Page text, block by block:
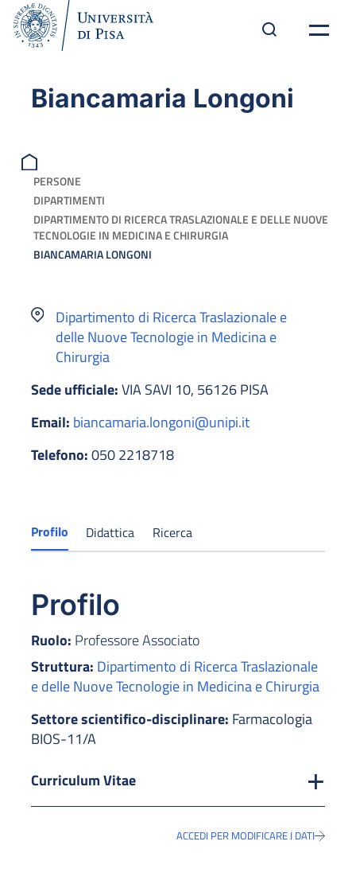
Biancamaria Longoni
PERSONE
DIPARTIMENTI
DIPARTIMENTO DI RICERCA TRASLAZIONALE E DELLE NUOVE
TECNOLOGIE IN MEDICINA E CHIRURGIA
BIANCAMARIA LONGONI
Dipartimento di Ricerca Traslazionale e
delle Nuove Tecnologie in Medicina e
Chirurgia
Sede ufficiale:VIA SAVI 10, 56126 PISA
Email: biancamaria.longoni@unipi.it
Telefono:050 2218718
Profilo Didattica Ricerca
Profilo
Ruolo: Professore Associato
Struttura: Dipartimento di Ricerca Traslazionale
e delle Nuove Tecnologie in Medicina e Chirurgia
Settore scientifico-disciplinare: Farmacologia
BIOS-11/A
Curriculum Vitae
ACCEDI PER MODIFICARE I DATI